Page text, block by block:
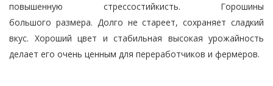
повышенную стрессостийкисть. Горошины
большого размера. Долго не стареет, сохраняет сладкий
вкус. Хороший цвет и стабильная высокая урожайность
делает его очень ценным для переработчиков и фермеров.